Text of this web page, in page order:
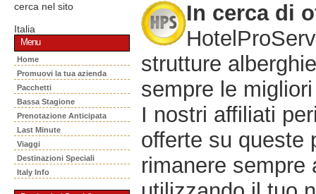
cerca nel sito
Italia
Menu
Home
Promuovi la tua azienda
Pacchetti
Bassa Stagione
Prenotazione Anticipata
Last Minute
Viaggi
Destinazioni Speciali
Italy Info
In cerca di
strutture
sempre le
I nostri affiliati
offerte su queste
rimanere sempre